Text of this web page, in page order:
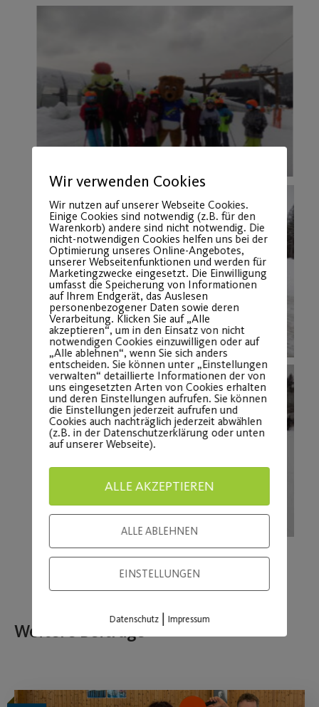
Weitere Beiträge
Wir verwenden Cookies
Wir nutzen auf unserer Webseite Cookies.
Einige Cookies sind notwendig (z.B. für den
Warenkorb) andere sind nicht notwendig. Die
nicht-notwendigen Cookies helfen uns bei der
Optimierung unseres Online-Angebotes,
unserer Webseitenfunktionen und werden für
Marketingzwecke eingesetzt. Die Einwilligung
umfasst die Speicherung von Informationen
auf Ihrem Endgerät, das Auslesen
personenbezogener Daten sowie deren
Verarbeitung. Klicken Sie auf „Alle
akzeptieren“, um in den Einsatz von nicht
notwendigen Cookies einzuwilligen oder auf
„Alle ablehnen“, wenn Sie sich anders
entscheiden. Sie können unter „Einstellungen
verwalten“ detaillierte Informationen der von
uns eingesetzten Arten von Cookies erhalten
und deren Einstellungen aufrufen. Sie können
die Einstellungen jederzeit aufrufen und
Cookies auch nachträglich jederzeit abwählen
(z.B. in der Datenschutzerklärung oder unten
auf unserer Webseite).
ALLE AKZEPTIEREN
ALLE ABLEHNEN
EINSTELLUNGEN
Datenschutz| Impressum